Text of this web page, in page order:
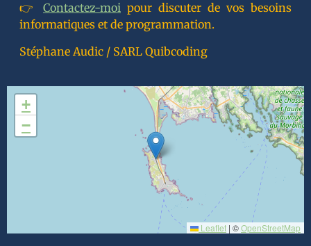
👉 Contactez-moi pour discuter de vos besoins
informatiques et de programmation.
Stéphane Audic / SARL Quibcoding
+
−
Leaflet | ©OpenStreetMap